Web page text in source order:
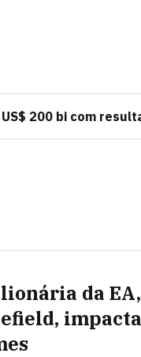
200 bi com
da